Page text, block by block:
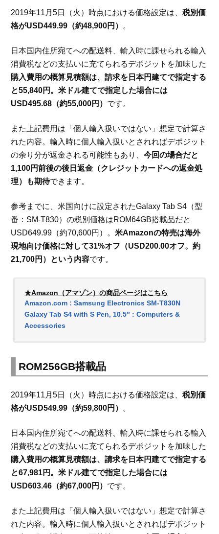
2019年11月5日（火）時点における価格設定は、税別価
格がUSD449.99（約48,900円） 。
日本国内住所宛てへの配送料、輸入時に課せられる輸入
消費税などの支払いに充てられるデポジットを加味した
購入費用の概算見積額は、請求を日本円建てで指定する
と55,840円。米ドル建てで指定した場合には
USD495.68（約55,000円） です。
また上記費用は「個人輸入扱いではない」想定で計算さ
れた内容。輸入時に個人輸入扱いとされればデポジット
の余り分が返金される可能性もあり、今回の場合だと
1,100円前後の後日返金（クレジットカードへの返金処
理）も期待できます。
参考までに、米国向けに設定されたGalaxy Tab S4（型
番：SM-T830）の税別価格はROM64GB搭載品だと
USD649.99（約70,600円）。米Amazonの特売は海外
現地向け価格に対して31%オフ（USD200.00オフ。約
21,700円）という内容です。
★Amazon（アマゾン）の商品ページはこちら
Amazon.com : Samsung Electronics SM-T830N
Galaxy Tab S4 with S Pen, 10.5″ : Computers &
Accessories
ROM256GB搭載品
2019年11月5日（火）時点における価格設定は、税別価
格がUSD549.99（約59,800円） 。
日本国内住所宛てへの配送料、輸入時に課せられる輸入
消費税などの支払いに充てられるデポジットを加味した
購入費用の概算見積額は、請求を日本円建てで指定する
と67,981円。米ドル建てで指定した場合には
USD603.46（約67,000円） です。
また上記費用は「個人輸入扱いではない」想定で計算さ
れた内容。輸入時に個人輸入扱いとされればデポジット